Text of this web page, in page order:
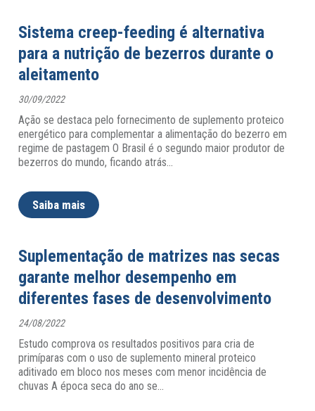
Sistema creep-feeding é alternativa
para a nutrição de bezerros durante o
aleitamento
30/09/2022
Ação se destaca pelo fornecimento de suplemento proteico
energético para complementar a alimentação do bezerro em
regime de pastagem O Brasil é o segundo maior produtor de
bezerros do mundo, ficando atrás…
Saiba mais
Suplementação de matrizes nas secas
garante melhor desempenho em
diferentes fases de desenvolvimento
24/08/2022
Estudo comprova os resultados positivos para cria de
primíparas com o uso de suplemento mineral proteico
aditivado em bloco nos meses com menor incidência de
chuvas A época seca do ano se…